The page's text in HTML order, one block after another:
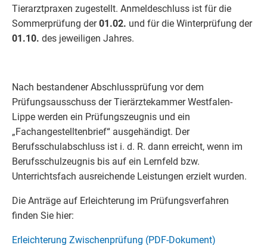
Tierarztpraxen zugestellt. Anmeldeschluss ist für die
Sommerprüfung der01.02. und für die Winterprüfung der
01.10. des jeweiligen Jahres.
Nach bestandener Abschlussprüfung vor dem
Prüfungsausschuss der Tierärztekammer Westfalen-
Lippe werden ein Prüfungszeugnis und ein
„Fachangestelltenbrief“ ausgehändigt. Der
Berufsschulabschluss ist i. d. R. dann erreicht, wenn im
Berufsschulzeugnis bis auf ein Lernfeld bzw.
Unterrichtsfach ausreichende Leistungen erzielt wurden.
Die Anträge auf Erleichterung im Prüfungsverfahren
finden Sie hier:
Erleichterung Zwischenprüfung (PDF-Dokument)